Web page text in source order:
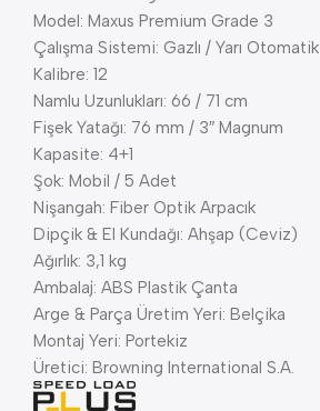
Model: Maxus Premium Grade 3
Çalışma Sistemi: Gazlı / Yarı Otomatik
Kalibre: 12
Namlu Uzunlukları: 66 / 71 cm
Fişek Yatağı: 76 mm / 3″ Magnum
Kapasite: 4+1
Şok: Mobil / 5 Adet
Nişangah: Fiber Optik Arpacık
Dipçik & El Kundağı: Ahşap (Ceviz)
Ağırlık: 3,1 kg
Ambalaj: ABS Plastik Çanta
Arge & Parça Üretim Yeri: Belçika
Montaj Yeri: Portekiz
Üretici: Browning International S.A.